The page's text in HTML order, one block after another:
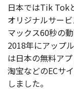
日本ではTik Tok
オリジナルサー
マックス60秒の
2018年にアップ
は日本の無料ア
淘宝などのECサ
しました。